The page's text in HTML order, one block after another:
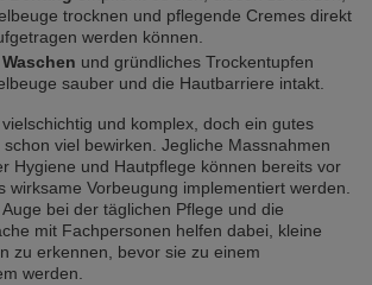
trocknen und pflegende Cremes direkt
werden können.
und gründliches Trockentupfen
sauber und die Hautbarriere intakt.
und komplex, doch ein gutes
viel bewirken. Jegliche Massnahmen
Hygiene und Hautpflege können bereits vor
wirksame Vorbeugung implementiert werden.
bei der täglichen Pflege und die
mit Fachpersonen helfen dabei, kleine
zu erkennen, bevor sie zu einem
werden.